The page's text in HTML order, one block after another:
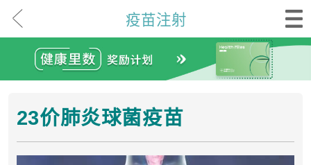
疫苗注射
23价肺炎球菌疫苗